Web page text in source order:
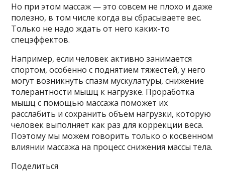
Но при этом массаж — это совсем не плохо и даже
полезно, в том числе когда вы сбрасываете вес.
Только не надо ждать от него каких-то
спецэффектов.
Например, если человек активно занимается
спортом, особенно с поднятием тяжестей, у него
могут возникнуть спазм мускулатуры, снижение
толерантности мышц к нагрузке. Проработка
мышц с помощью массажа поможет их
расслабить и сохранить объем нагрузки, которую
человек выполняет как раз для коррекции веса.
Поэтому мы можем говорить только о косвенном
влиянии массажа на процесс снижения массы тела.
Поделиться